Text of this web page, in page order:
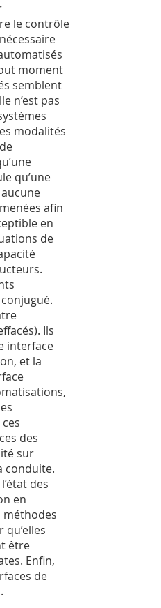
le contrôle
moment
semblent
n’est pas
modalités
qu’une
afin
en
de
Ils
interface
et la
des
sur
conduite.
des
en
méthodes
être
Enfin,
de